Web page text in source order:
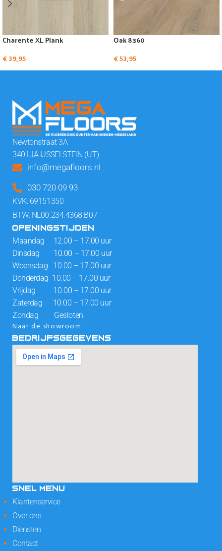
Charente XL Plank
€39,95
Oak 8360
€53,95
Newtonstraat 3A
3401JA IJSSELSTEIN (UT)
info@megafloors.nl
030 720 09 93
KVK: 69151350
BTW: NL00.234.4368.B07
OPENINGSTIJDEN
Maandag 12.00 – 17.00 uur
Dinsdag 10.00 – 17.00 uur
Woensdag 10.00 – 17.00 uur
Donderdag 10.00 – 17.00 uur
Vrijdag 10.00 – 17.00 uur
Zaterdag 10.00 – 17.00 uur
Zondag Gesloten
Naar de showroom
BEDRIJFSGEGEVENS
SNEL MENU
Klantenservice
Over ons
Diensten
Contact